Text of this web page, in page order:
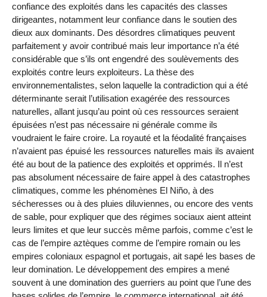
confiance des exploités dans les capacités des classes
dirigeantes, notamment leur confiance dans le soutien des
dieux aux dominants. Des désordres climatiques peuvent
parfaitement y avoir contribué mais leur importance n’a été
considérable que s’ils ont engendré des soulèvements des
exploités contre leurs exploiteurs. La thèse des
environnementalistes, selon laquelle la contradiction qui a été
déterminante serait l’utilisation exagérée des ressources
naturelles, allant jusqu’au point où ces ressources seraient
épuisées n’est pas nécessaire ni générale comme ils
voudraient le faire croire. La royauté et la féodalité françaises
n’avaient pas épuisé les ressources naturelles mais ils avaient
été au bout de la patience des exploités et opprimés. Il n’est
pas absolument nécessaire de faire appel à des catastrophes
climatiques, comme les phénomènes El Niño, à des
sécheresses ou à des pluies diluviennes, ou encore des vents
de sable, pour expliquer que des régimes sociaux aient atteint
leurs limites et que leur succès même parfois, comme c’est le
cas de l’empire aztèques comme de l’empire romain ou les
empires coloniaux espagnol et portugais, ait sapé les bases de
leur domination. Le développement des empires a mené
souvent à une domination des guerriers au point que l’une des